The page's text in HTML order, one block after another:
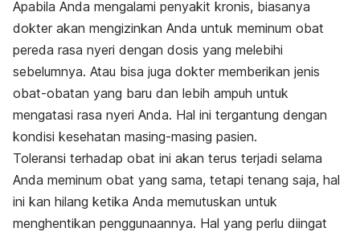
Apabila Anda mengalami penyakit kronis, biasanya
dokter akan mengizinkan Anda untuk meminum obat
pereda rasa nyeri dengan dosis yang melebihi
sebelumnya. Atau bisa juga dokter memberikan jenis
obat-obatan yang baru dan lebih ampuh untuk
mengatasi rasa nyeri Anda. Hal ini tergantung dengan
kondisi kesehatan masing-masing pasien.
Toleransi terhadap obat ini akan terus terjadi selama
Anda meminum obat yang sama, tetapi tenang saja, hal
ini kan hilang ketika Anda memutuskan untuk
menghentikan penggunaannya. Hal yang perlu diingat